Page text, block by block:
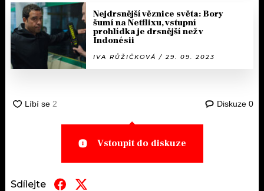
Nejdrsnější věznice světa: Bory
šumí na Netflixu, vstupní
prohlídka je drsnější než v
Indonésii
IVA RŮŽIČKOVÁ / 29. 09. 2023
Diskuze 0
Vstoupit do diskuze
Sdílejte